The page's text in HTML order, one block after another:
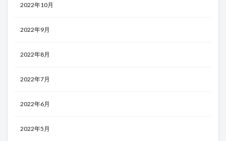
2022年10月
2022年9月
2022年8月
2022年7月
2022年6月
2022年5月